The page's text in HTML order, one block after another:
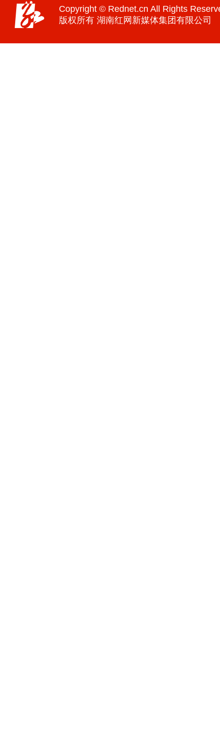
Copyright © Rednet.cn All Rights
版权所有 湖南红网新媒体集团有限公司